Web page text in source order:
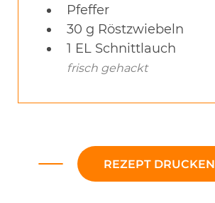
Pfeffer
30 g Röstzwiebeln
1 EL Schnittlauch
frisch gehackt
REZEPT DRUCKEN